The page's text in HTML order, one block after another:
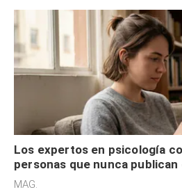
Los expertos en psicología
personas que nunca
redes sociales no pretenden
MAG.